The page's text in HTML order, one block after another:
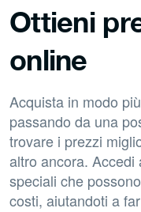
Ottieni
online
Acquista in modo
passando da una
trovare i prezzi
altro ancora.
speciali che
costi, aiutandoti a